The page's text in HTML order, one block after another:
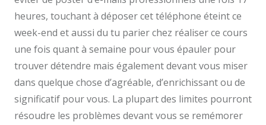
heures, touchant à déposer cet téléphone éteint ce
week-end et aussi du tu parier chez réaliser ce cours
une fois quant à semaine pour vous épauler pour
trouver détendre mais également devant vous miser
dans quelque chose d’agréable, d’enrichissant ou de
significatif pour vous. La plupart des limites pourront
résoudre les problèmes devant vous se remémorer